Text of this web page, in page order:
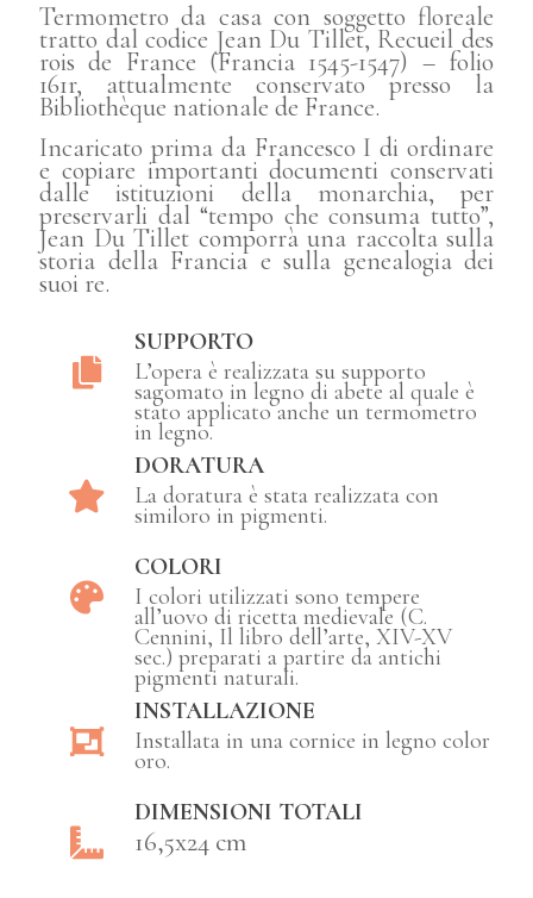
Termometro da casa con soggetto floreale
tratto dal codice Jean Du Tillet, Recueil des
rois de France (Francia 1545-1547) – folio
161r, attualmente conservato presso la
Bibliothèque nationale de France.
Incaricato prima da Francesco I di ordinare
e copiare importanti documenti conservati
dalle istituzioni della monarchia, per
preservarli dal “tempo che consuma tutto”,
Jean Du Tillet comporrà una raccolta sulla
storia della Francia e sulla genealogia dei
suoi re.
SUPPORTO
L’opera è realizzata su supporto
sagomato in legno di abete al quale è
stato applicato anche un termometro
in legno.
DORATURA
La doratura è stata realizzata con
similoro in pigmenti.
COLORI
I colori utilizzati sono tempere
all’uovo di ricetta medievale (C.
Cennini, Il libro dell’arte, XIV-XV
sec.) preparati a partire da antichi
pigmenti naturali.
INSTALLAZIONE
Installata in una cornice in legno color
oro.
DIMENSIONI TOTALI
16,5x24 cm